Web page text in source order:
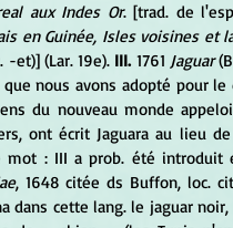
aux Indes Or. [trad. de
en Guinée, Isles voisines et
-et)] (Lar. 19e). III. 1761 Jaguar
que nous avons adopté pour
du nouveau monde
ont écrit Jaguara au lieu
mot : III a prob. été introduit
, 1648 citée ds Buffon, loc.
dans cette lang. le jaguar